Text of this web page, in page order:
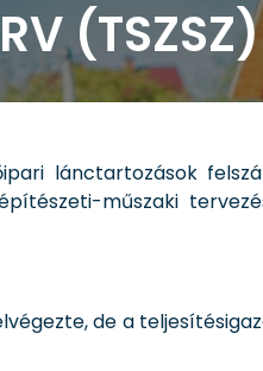
(TSZSZ)
lánctartozások
műszaki
de a